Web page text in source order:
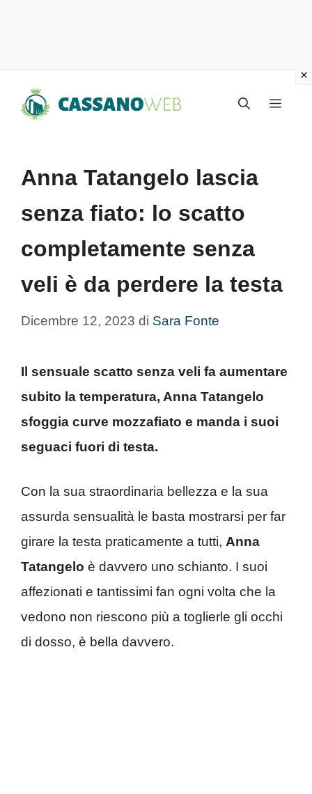
Menu
Anna Tatangelo lascia
senza fiato: lo scatto
completamente senza
veli è da perdere la testa
Dicembre 12, 2023 di Sara Fonte
Il sensuale scatto senza veli fa aumentare
subito la temperatura, Anna Tatangelo
sfoggia curve mozzafiato e manda i suoi
seguaci fuori di testa.
Con la sua straordinaria bellezza e la sua
assurda sensualità le basta mostrarsi per far
girare la testa praticamente a tutti, Anna
Tatangelo è davvero uno schianto. I suoi
affezionati e tantissimi fan ogni volta che la
vedono non riescono più a toglierle gli occhi
di dosso, è bella davvero.